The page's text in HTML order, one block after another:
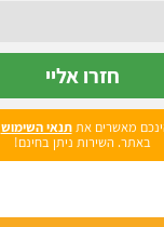
חזרו אליי
מאשרים אתתנאי השימוש
באתר. השירות ניתן בחינם!